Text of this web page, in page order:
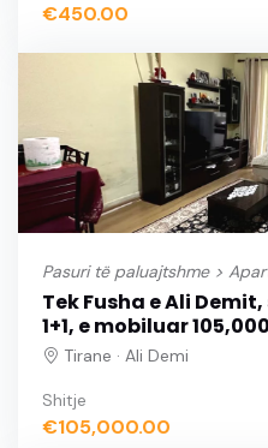
€450.00
Pasuri të paluajtshme >
Tek Fusha e Ali
1+1, e mobiluar
Tirane · Ali Demi
Shitje
€105,000.00